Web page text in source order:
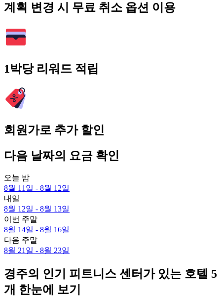
계획 변경 시 무료 취소 옵션 이용
1박당 리워드 적립
회원가로 추가 할인
다음 날짜의 요금 확인
오늘 밤
8월 11일 - 8월 12일
내일
8월 12일 - 8월 13일
이번 주말
8월 14일 - 8월 16일
다음 주말
8월 21일 - 8월 23일
경주의 인기 피트니스 센터가 있는 호텔 5
개 한눈에 보기